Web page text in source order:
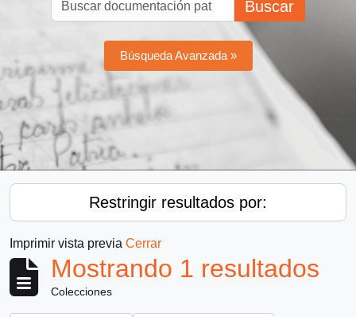
Buscar
Búsqueda Avanzada »
Restringir resultados por:
Imprimir vista previa Cerrar
Mostrando 1 resultados
Colecciones